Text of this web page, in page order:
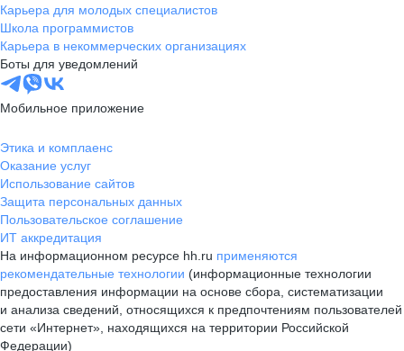
Карьера для молодых специалистов
Школа программистов
Карьера в некоммерческих организациях
Боты для уведомлений
Мобильное приложение
Этика и комплаенс
Оказание услуг
Использование сайтов
Защита персональных данных
Пользовательское соглашение
ИТ аккредитация
На информационном ресурсе hh.ru применяются
рекомендательные технологии (информационные технологии
предоставления информации на основе сбора, систематизации
и анализа сведений, относящихся к предпочтениям пользователей
сети «Интернет», находящихся на территории Российской
Федерации)